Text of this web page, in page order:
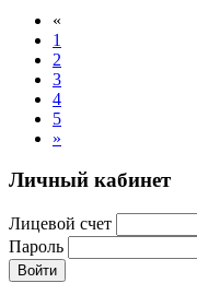
«
1
2
3
4
5
»
Личный кабинет
Лицевой счет
Пароль
Войти